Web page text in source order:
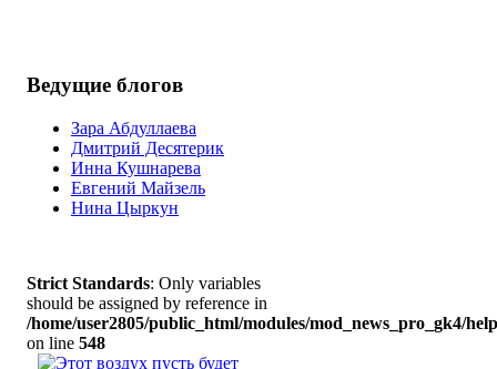
Ведущие блогов
Зара Абдуллаева
Дмитрий Десятерик
Инна Кушнарева
Евгений Майзель
Нина Цыркун
Strict Standards: Only variables
should be assigned by reference in
/home/user2805/public_html/modules/mod_news_pro_gk4/
on line 548